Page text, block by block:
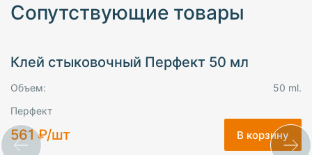
Сопутствующие товары
Клей стыковочный Перфект 50 мл
Объем:
50 ml.
Перфект
561 ₽/шт В корзину